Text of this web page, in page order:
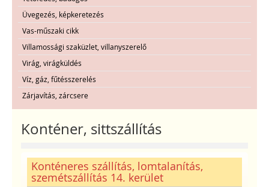
Üvegezés, képkeretezés
Vas-műszaki cikk
Villamossági szaküzlet, villanyszerelő
Virág, virágküldés
Víz, gáz, fűtésszerelés
Zárjavítás, zárcsere
Konténer, sittszállítás
Konténeres szállítás, lomtalanítás,
szemétszállítás 14. kerület